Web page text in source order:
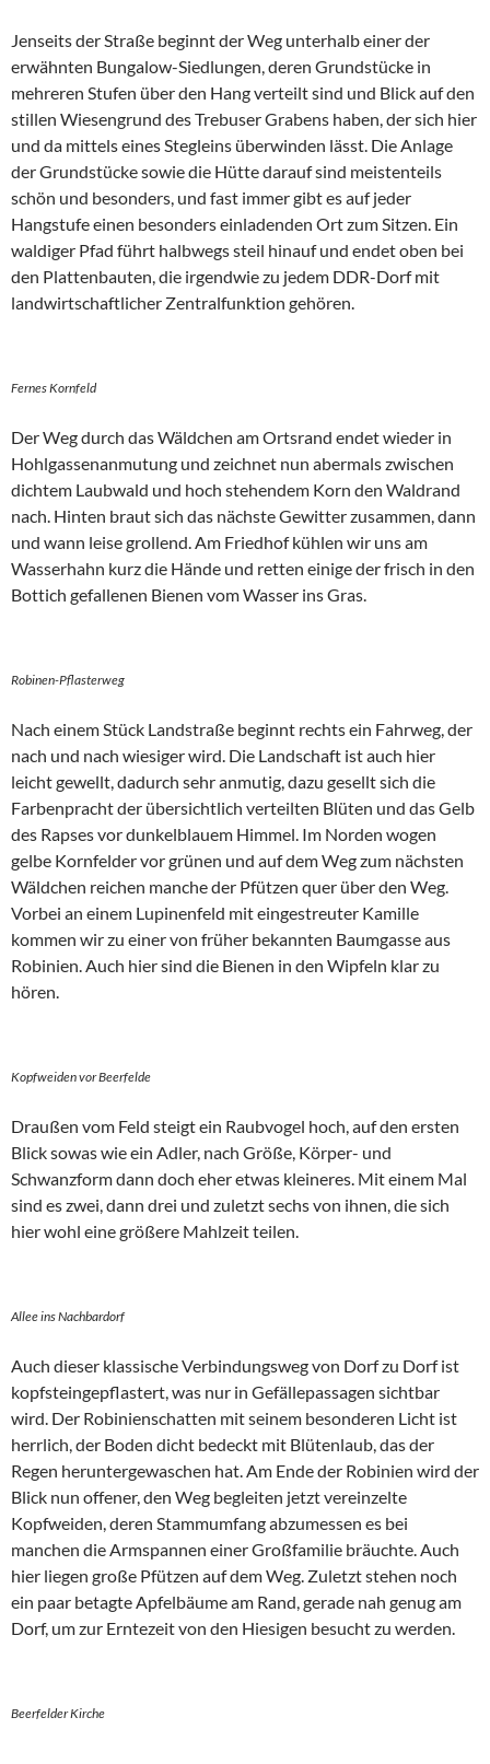
Jenseits der Straße beginnt der Weg unterhalb einer der
erwähnten Bungalow-Siedlungen, deren Grundstücke in
mehreren Stufen über den Hang verteilt sind und Blick auf den
stillen Wiesengrund des Trebuser Grabens haben, der sich hier
und da mittels eines Stegleins überwinden lässt. Die Anlage
der Grundstücke sowie die Hütte darauf sind meistenteils
schön und besonders, und fast immer gibt es auf jeder
Hangstufe einen besonders einladenden Ort zum Sitzen. Ein
waldiger Pfad führt halbwegs steil hinauf und endet oben bei
den Plattenbauten, die irgendwie zu jedem DDR-Dorf mit
landwirtschaftlicher Zentralfunktion gehören.
Fernes Kornfeld
Der Weg durch das Wäldchen am Ortsrand endet wieder in
Hohlgassenanmutung und zeichnet nun abermals zwischen
dichtem Laubwald und hoch stehendem Korn den Waldrand
nach. Hinten braut sich das nächste Gewitter zusammen, dann
und wann leise grollend. Am Friedhof kühlen wir uns am
Wasserhahn kurz die Hände und retten einige der frisch in den
Bottich gefallenen Bienen vom Wasser ins Gras.
Robinen-Pflasterweg
Nach einem Stück Landstraße beginnt rechts ein Fahrweg, der
nach und nach wiesiger wird. Die Landschaft ist auch hier
leicht gewellt, dadurch sehr anmutig, dazu gesellt sich die
Farbenpracht der übersichtlich verteilten Blüten und das Gelb
des Rapses vor dunkelblauem Himmel. Im Norden wogen
gelbe Kornfelder vor grünen und auf dem Weg zum nächsten
Wäldchen reichen manche der Pfützen quer über den Weg.
Vorbei an einem Lupinenfeld mit eingestreuter Kamille
kommen wir zu einer von früher bekannten Baumgasse aus
Robinien. Auch hier sind die Bienen in den Wipfeln klar zu
hören.
Kopfweiden vor Beerfelde
Draußen vom Feld steigt ein Raubvogel hoch, auf den ersten
Blick sowas wie ein Adler, nach Größe, Körper- und
Schwanzform dann doch eher etwas kleineres. Mit einem Mal
sind es zwei, dann drei und zuletzt sechs von ihnen, die sich
hier wohl eine größere Mahlzeit teilen.
Allee ins Nachbardorf
Auch dieser klassische Verbindungsweg von Dorf zu Dorf ist
kopfsteingepflastert, was nur in Gefällepassagen sichtbar
wird. Der Robinienschatten mit seinem besonderen Licht ist
herrlich, der Boden dicht bedeckt mit Blütenlaub, das der
Regen heruntergewaschen hat. Am Ende der Robinien wird der
Blick nun offener, den Weg begleiten jetzt vereinzelte
Kopfweiden, deren Stammumfang abzumessen es bei
manchen die Armspannen einer Großfamilie bräuchte. Auch
hier liegen große Pfützen auf dem Weg. Zuletzt stehen noch
ein paar betagte Apfelbäume am Rand, gerade nah genug am
Dorf, um zur Erntezeit von den Hiesigen besucht zu werden.
Beerfelder Kirche